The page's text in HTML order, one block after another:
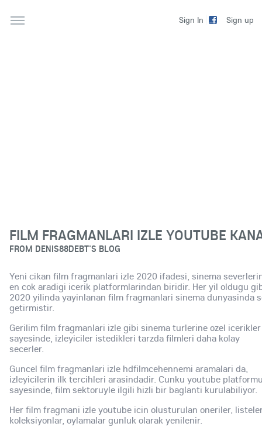
Sign In Sign up
FILM FRAGMANLARI IZLE YOUTUBE
FROM DENIS88DEBT'S BLOG
Yeni cikan film fragmanlari izle 2020 ifadesi, sinema
en cok aradigi icerik platformlarindan biridir. Her yil oldugu
2020 yilinda yayinlanan film fragmanlari sinema dunyasinda
getirmistir.
Gerilim film fragmanlari izle gibi sinema turlerine ozel icerikler
sayesinde, izleyiciler istedikleri tarzda filmleri daha kolay
secerler.
Guncel film fragmanlari izle hdfilmcehennemi aramalari da,
izleyicilerin ilk tercihleri arasindadir. Cunku youtube
sayesinde, film sektoruyle ilgili hizli bir baglanti kurulabiliyor.
Her film fragmani izle youtube icin olusturulan oneriler,
koleksiyonlar, oylamalar gunluk olarak yenilenir.